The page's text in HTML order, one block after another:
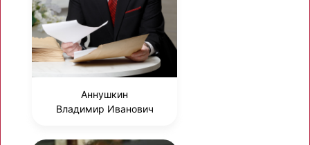
Аннушкин
Владимир Иванович